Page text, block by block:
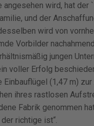
angesehen wird, hat
und der
wird von
Vorbilder
jungen
voller Erfolg
Einbauflügel (1,47 m)
ihres rastlosen
Fabrik genommen
richtige ist“.